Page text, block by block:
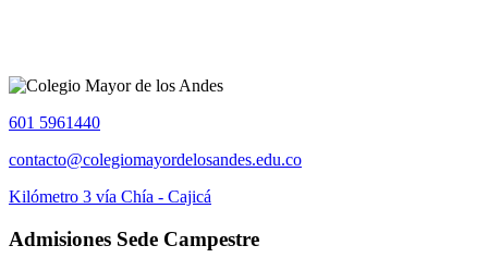
601 5961440
contacto@colegiomayordelosandes.edu.co
Kilómetro 3 vía Chía - Cajicá
Admisiones Sede Campestre